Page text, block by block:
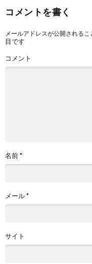
コメントを書く
メールアドレスが公開されるこ
目です
コメント
名前*
メール*
サイト